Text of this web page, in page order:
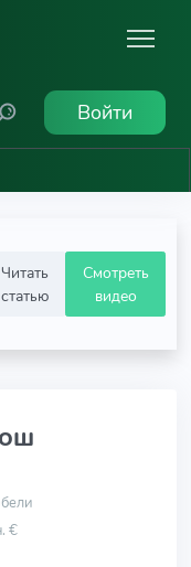
Войти
Читать
статью
Смотреть
видео
€